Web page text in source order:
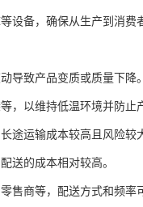
设备，确保从生产到消费
导致产品变质或质量下降。
，以维持低温环境并防止
途运输成本较高且风险较
送的成本相对较高。
售商等，配送方式和频率